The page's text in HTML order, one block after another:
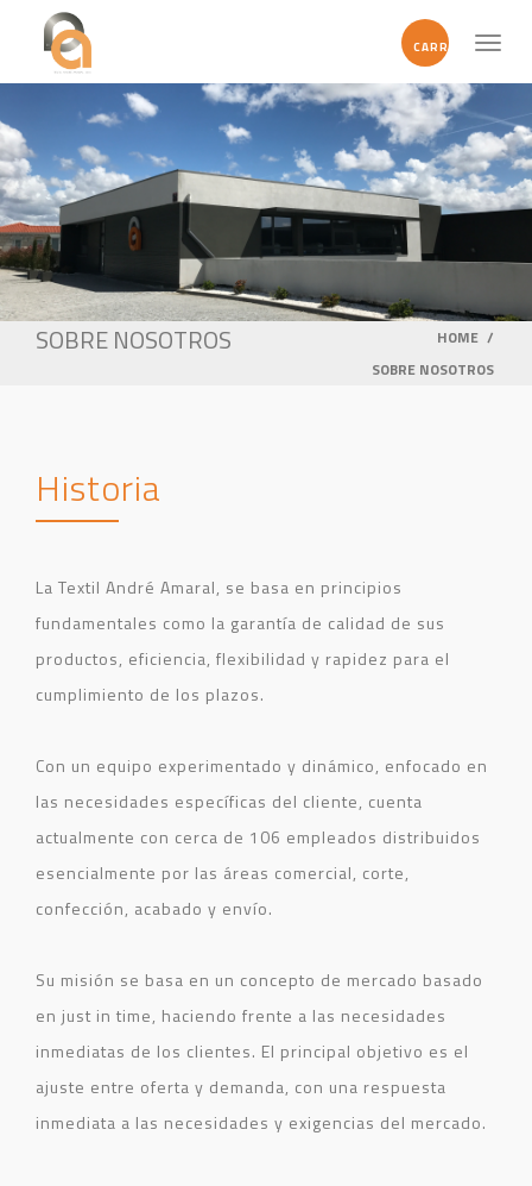
Toggle
CARRITO
SOBRE NOSOTROS HOME /
SOBRE NOSOTROS
Historia
La Textil André Amaral, se basa en principios
fundamentales como la garantía de calidad de sus
productos, eficiencia, flexibilidad y rapidez para el
cumplimiento de los plazos.
Con un equipo experimentado y dinámico, enfocado en
las necesidades específicas del cliente, cuenta
actualmente con cerca de 106 empleados distribuidos
esencialmente por las áreas comercial, corte,
confección, acabado y envío.
Su misión se basa en un concepto de mercado basado
en just in time, haciendo frente a las necesidades
inmediatas de los clientes. El principal objetivo es el
ajuste entre oferta y demanda, con una respuesta
inmediata a las necesidades y exigencias del mercado.